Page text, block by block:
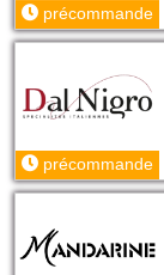
précommande
précommande